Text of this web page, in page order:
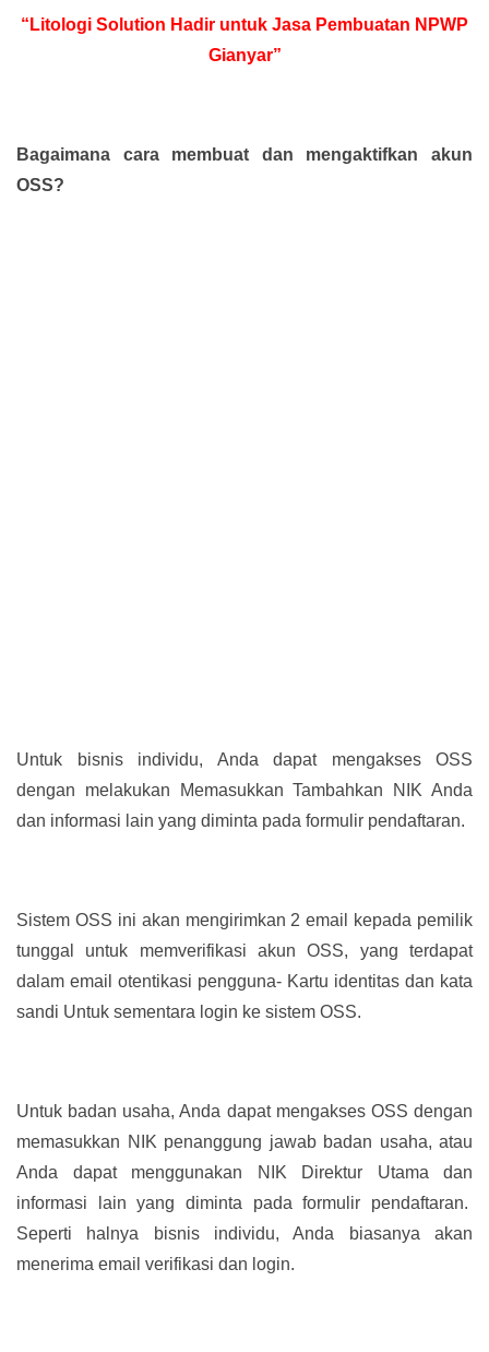
“Litologi Solution Hadir untuk Jasa Pembuatan NPWP
Gianyar”
Bagaimana cara membuat dan mengaktifkan akun
OSS?
Untuk bisnis individu, Anda dapat mengakses OSS
dengan melakukan Memasukkan Tambahkan NIK Anda
dan informasi lain yang diminta pada formulir pendaftaran.
Sistem OSS ini akan mengirimkan 2 email kepada pemilik
tunggal untuk memverifikasi akun OSS, yang terdapat
dalam email otentikasi pengguna- Kartu identitas dan kata
sandi Untuk sementara login ke sistem OSS.
Untuk badan usaha, Anda dapat mengakses OSS dengan
memasukkan NIK penanggung jawab badan usaha, atau
Anda dapat menggunakan NIK Direktur Utama dan
informasi lain yang diminta pada formulir pendaftaran.
Seperti halnya bisnis individu, Anda biasanya akan
menerima email verifikasi dan login.